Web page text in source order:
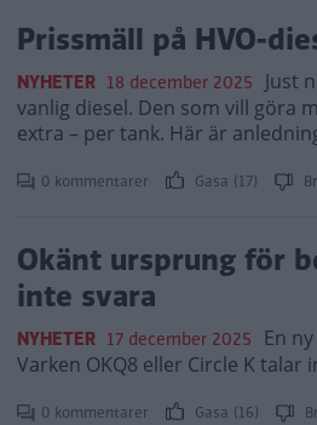
Prissmäll på HVO-
NYHETER 18 december 2025 Just
vanlig diesel. Den som vill göra
extra – per tank. Här är
0 kommentarer Gasa (17)
Okänt ursprung för
inte svara
NYHETER 17 december 2025 En
Varken OKQ8 eller Circle K
0 kommentarer Gasa (16)